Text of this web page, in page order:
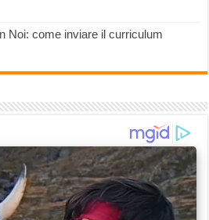
Noi: come inviare il curriculum